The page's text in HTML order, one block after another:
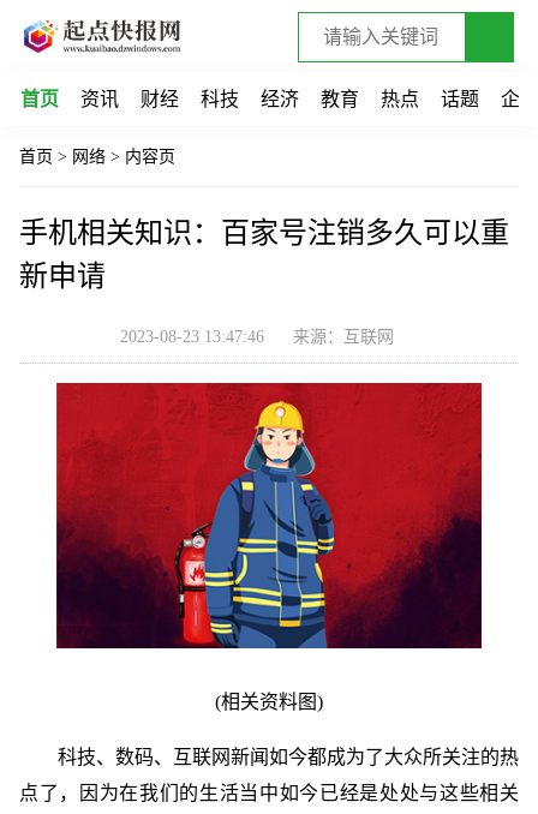
首页 资讯 财经 科技 经济 教育 热点 话题 企业
首页 > 网络 > 内容页
手机相关知识：百家号注销多久可以重
新申请
2023-08-23 13:47:46 来源：互联网
(相关资料图)
科技、数码、互联网新闻如今都成为了大众所关注的热
点了，因为在我们的生活当中如今已经是处处与这些相关